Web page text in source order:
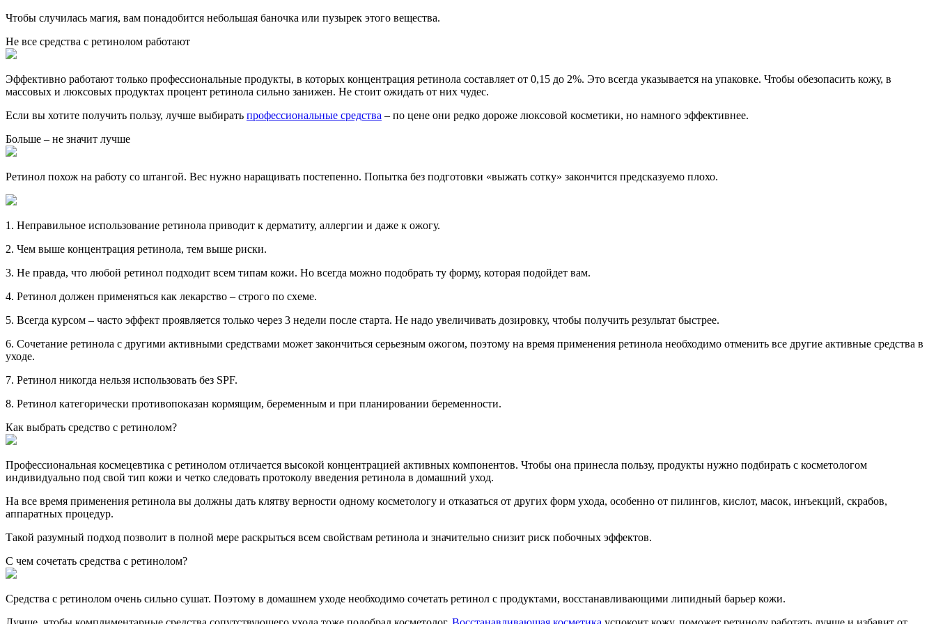
Чтобы случилась магия, вам понадобится небольшая баночка или пузырек этого вещества.
Не все средства с ретинолом работают
Эффективно работают только профессиональные продукты, в которых концентрация ретинола составляет от 0,15 до 2%. Это всегда указывается на упаковке. Чтобы обезопасить кожу, в
массовых и люксовых продуктах процент ретинола сильно занижен. Не стоит ожидать от них чудес.
Если вы хотите получить пользу, лучше выбирать профессиональные средства – по цене они редко дороже люксовой косметики, но намного эффективнее.
Больше – не значит лучше
Ретинол похож на работу со штангой. Вес нужно наращивать постепенно. Попытка без подготовки «выжать сотку» закончится предсказуемо плохо.
1. Неправильное использование ретинола приводит к дерматиту, аллергии и даже к ожогу.
2. Чем выше концентрация ретинола, тем выше риски.
3. Не правда, что любой ретинол подходит всем типам кожи. Но всегда можно подобрать ту форму, которая подойдет вам.
4. Ретинол должен применяться как лекарство – строго по схеме.
5. Всегда курсом – часто эффект проявляется только через 3 недели после старта. Не надо увеличивать дозировку, чтобы получить результат быстрее.
6. Сочетание ретинола с другими активными средствами может закончиться серьезным ожогом, поэтому на время применения ретинола необходимо отменить все другие активные средства в
уходе.
7. Ретинол никогда нельзя использовать без SPF.
8. Ретинол категорически противопоказан кормящим, беременным и при планировании беременности.
Как выбрать средство с ретинолом?
Профессиональная космецевтика с ретинолом отличается высокой концентрацией активных компонентов. Чтобы она принесла пользу, продукты нужно подбирать с косметологом
индивидуально под свой тип кожи и четко следовать протоколу введения ретинола в домашний уход.
На все время применения ретинола вы должны дать клятву верности одному косметологу и отказаться от других форм ухода, особенно от пилингов, кислот, масок, инъекций, скрабов,
аппаратных процедур.
Такой разумный подход позволит в полной мере раскрыться всем свойствам ретинола и значительно снизит риск побочных эффектов.
С чем сочетать средства с ретинолом?
Средства с ретинолом очень сильно сушат. Поэтому в домашнем уходе необходимо сочетать ретинол с продуктами, восстанавливающими липидный барьер кожи.